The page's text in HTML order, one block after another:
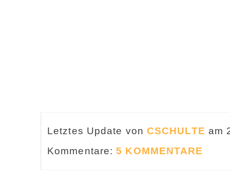
Letztes Update von CSCHULTE am
Kommentare:5 KOMMENTARE